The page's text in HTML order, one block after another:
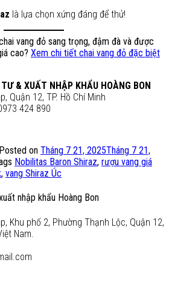
là lựa chọn xứng đáng để thử!
vang đỏ sang trọng, đậm đà và được
cao? Xem chi tiết chai vang đỏ đặc biệt
& XUẤT NHẬP KHẨU HOÀNG BON
Quận 12, TP. Hồ Chí Minh
424 890
Posted on Tháng 7 21, 2025Tháng 7 21,
Nobilitas Baron Shiraz, rượu vang giá
, vang Shiraz Úc
nhập khẩu Hoàng Bon
Khu phố 2, Phường Thạnh Lộc, Quận 12,
Nam.